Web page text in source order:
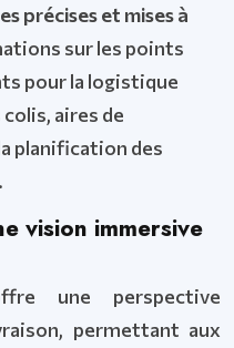
précises et mises à
sur les points
pour la logistique
aires de
planification des
vision immersive
une perspective
permettant aux